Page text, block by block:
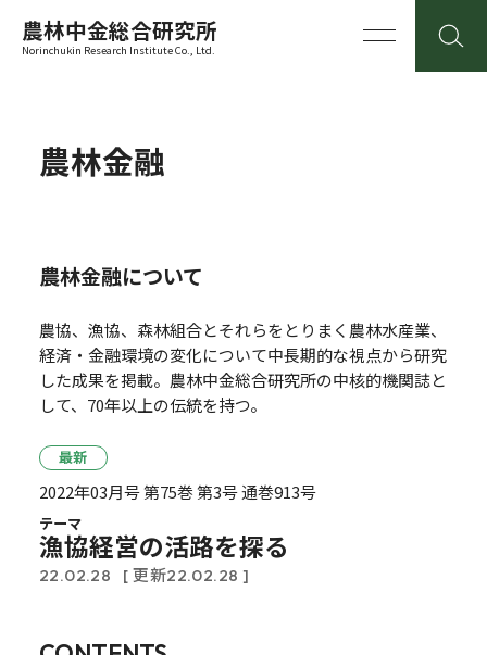
農林中金総合研究所
Norinchukin Research Institute Co., Ltd.
農林金融
農林金融について
農協、漁協、森林組合とそれらをとりまく農林水産業、
経済・金融環境の変化について中長期的な視点から研究
した成果を掲載。 農林中金総合研究所の中核的機関誌と
して、70年以上の伝統を持つ。
最新
2022年03月号 第75巻 第3号 通巻913号
テーマ
漁協経営の活路を探る
22.02.28 [ 更新22.02.28 ]